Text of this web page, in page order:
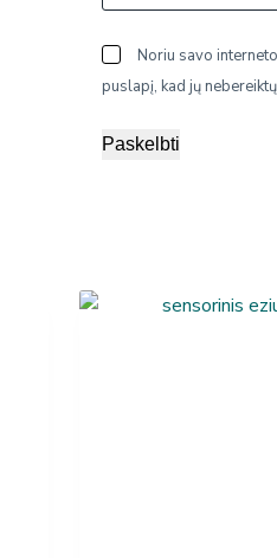
Noriu savo
puslapį, kad jų
Paskelbti